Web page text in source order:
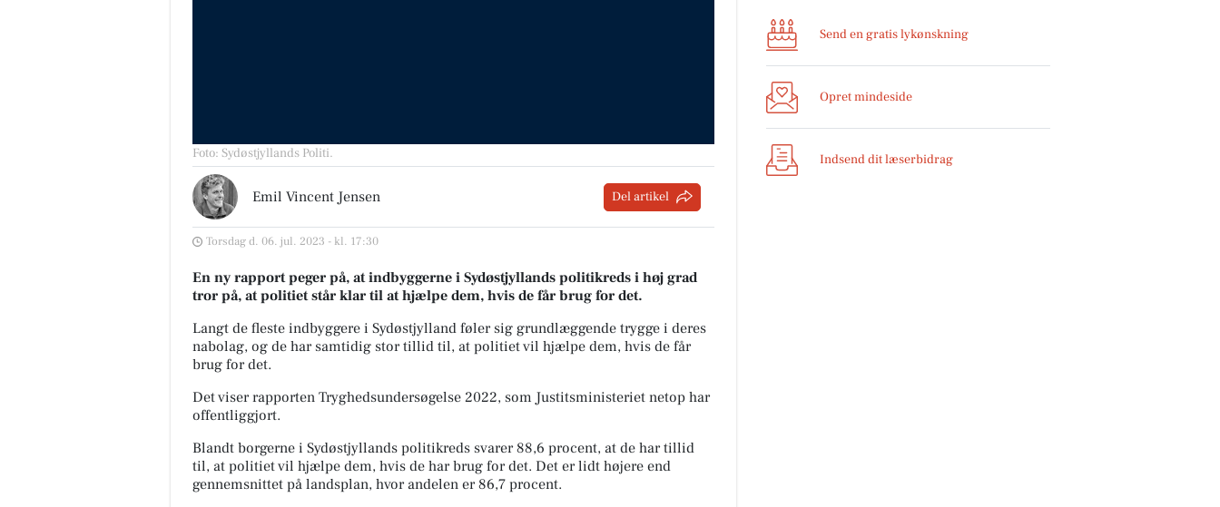
Foto: Sydøstjyllands Politi.
Emil Vincent Jensen Del artikel
Torsdag d. 06. jul. 2023 - kl. 17:30
En ny rapport peger på, at indbyggerne i Sydøstjyllands politikreds i høj grad
tror på, at politiet står klar til at hjælpe dem, hvis de får brug for det.
Langt de fleste indbyggere i Sydøstjylland føler sig grundlæggende trygge i deres
nabolag, og de har samtidig stor tillid til, at politiet vil hjælpe dem, hvis de får
brug for det.
Det viser rapporten Tryghedsundersøgelse 2022, som Justitsministeriet netop har
offentliggjort.
Blandt borgerne i Sydøstjyllands politikreds svarer 88,6 procent, at de har tillid
til, at politiet vil hjælpe dem, hvis de har brug for det. Det er lidt højere end
gennemsnittet på landsplan, hvor andelen er 86,7 procent.
Send en gratis lykønskning
Opret mindeside
Indsend dit læserbidrag